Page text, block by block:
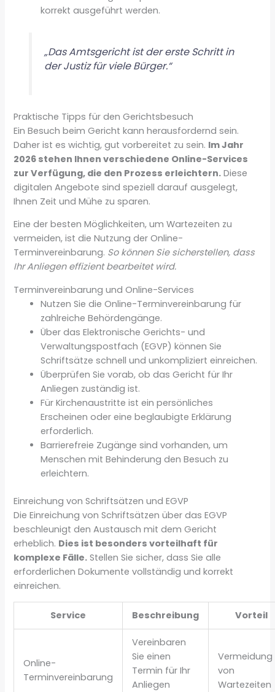
korrekt ausgeführt werden.
„Das Amtsgericht ist der erste Schritt in
der Justiz für viele Bürger.“
Praktische Tipps für den Gerichtsbesuch
Ein Besuch beim Gericht kann herausfordernd sein.
Daher ist es wichtig, gut vorbereitet zu sein. Im Jahr
2026 stehen Ihnen verschiedene Online-Services
zur Verfügung, die den Prozess erleichtern. Diese
digitalen Angebote sind speziell darauf ausgelegt,
Ihnen Zeit und Mühe zu sparen.
Eine der besten Möglichkeiten, um Wartezeiten zu
vermeiden, ist die Nutzung der Online-
Terminvereinbarung. So können Sie sicherstellen, dass
Ihr Anliegen effizient bearbeitet wird.
Terminvereinbarung und Online-Services
Nutzen Sie die Online-Terminvereinbarung für
zahlreiche Behördengänge.
Über das Elektronische Gerichts- und
Verwaltungspostfach (EGVP) können Sie
Schriftsätze schnell und unkompliziert einreichen.
Überprüfen Sie vorab, ob das Gericht für Ihr
Anliegen zuständig ist.
Für Kirchenaustritte ist ein persönliches
Erscheinen oder eine beglaubigte Erklärung
erforderlich.
Barrierefreie Zugänge sind vorhanden, um
Menschen mit Behinderung den Besuch zu
erleichtern.
Einreichung von Schriftsätzen und EGVP
Die Einreichung von Schriftsätzen über das EGVP
beschleunigt den Austausch mit dem Gericht
erheblich. Dies ist besonders vorteilhaft für
komplexe Fälle. Stellen Sie sicher, dass Sie alle
erforderlichen Dokumente vollständig und korrekt
einreichen.
Service Beschreibung Vorteil
Online-
Terminvereinbarung
Vereinbaren
Sie einen
Termin für Ihr
Anliegen
Vermeidung
von
Wartezeiten